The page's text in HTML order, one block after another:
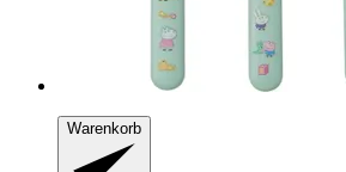
Warenkorb